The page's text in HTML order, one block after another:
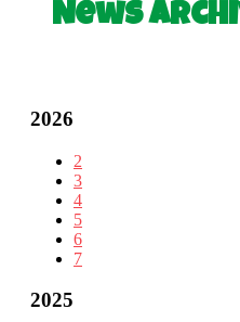
News
2026
2
3
4
5
6
7
2025